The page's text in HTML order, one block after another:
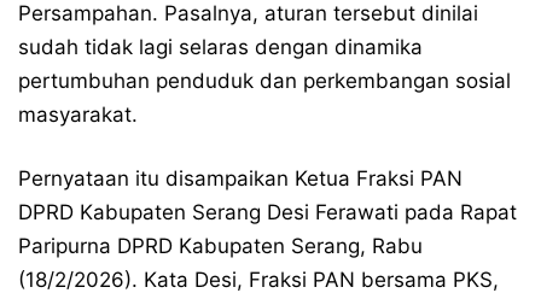
Persampahan. Pasalnya, aturan tersebut dinilai
sudah tidak lagi selaras dengan dinamika
pertumbuhan penduduk dan perkembangan sosial
masyarakat.
Pernyataan itu disampaikan Ketua Fraksi PAN
DPRD Kabupaten Serang Desi Ferawati pada Rapat
Paripurna DPRD Kabupaten Serang, Rabu
(18/2/2026). Kata Desi, Fraksi PAN bersama PKS,